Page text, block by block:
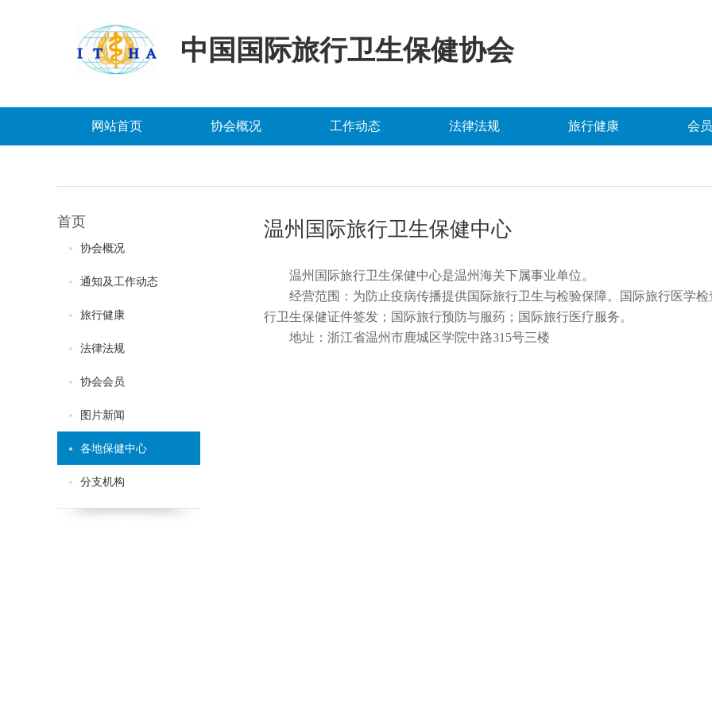
中国国际旅行卫生保健协会
网站首页 协会概况 工作动态 法律法规 旅行健康 会
首页
协会概况
通知及工作动态
旅行健康
法律法规
协会会员
图片新闻
各地保健中心
分支机构
温州国际旅行卫生保健中心
温州国际旅行卫生保健中心是温州海关下属事业单位。
经营范围：为防止疫病传播提供国际旅行卫生与检验保障。国际旅行医学
行卫生保健证件签发；国际旅行预防与服药；国际旅行医疗服务。
地址：浙江省温州市鹿城区学院中路315号三楼